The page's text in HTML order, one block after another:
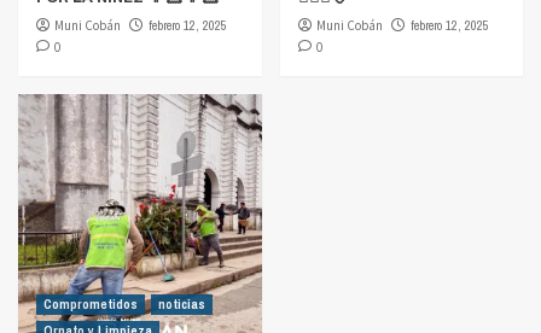
Muni Cobán
febrero 12, 2025
0
Muni Cobán
febrero 12, 2025
0
Comprometidos
noticias